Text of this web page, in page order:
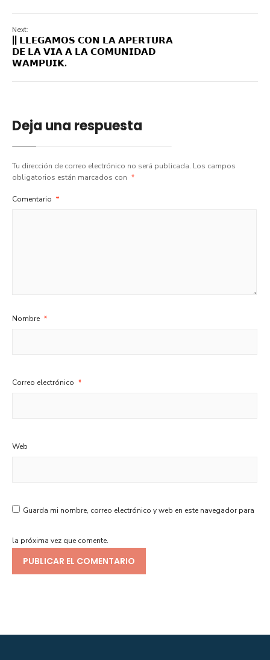
Next:
|| 𝗟𝗟𝗘𝗚𝗔𝗠𝗢𝗦 𝗖𝗢𝗡 𝗟𝗔 𝗔𝗣𝗘𝗥𝗧𝗨𝗥𝗔
𝗗𝗘 𝗟𝗔 𝗩𝗜𝗔 𝗔 𝗟𝗔 𝗖𝗢𝗠𝗨𝗡𝗜𝗗𝗔𝗗
𝗪𝗔𝗠𝗣𝗨𝗜𝗞.
Deja una respuesta
Tu dirección de correo electrónico no será publicada. Los campos
obligatorios están marcados con *
Comentario *
Nombre *
Correo electrónico *
Web
Guarda mi nombre, correo electrónico y web en este navegador para
la próxima vez que comente.